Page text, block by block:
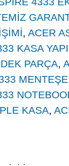
, ACER
KASA
PARÇA,
KASA,